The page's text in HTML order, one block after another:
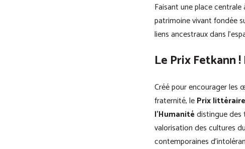
Faisant une place
patrimoine vivant fondée
liens ancestraux dans
Le Prix Fetkann
Créé pour encourager les
fraternité, lePrix
l’Humanitédistingue des
valorisation des cultures
contemporaines